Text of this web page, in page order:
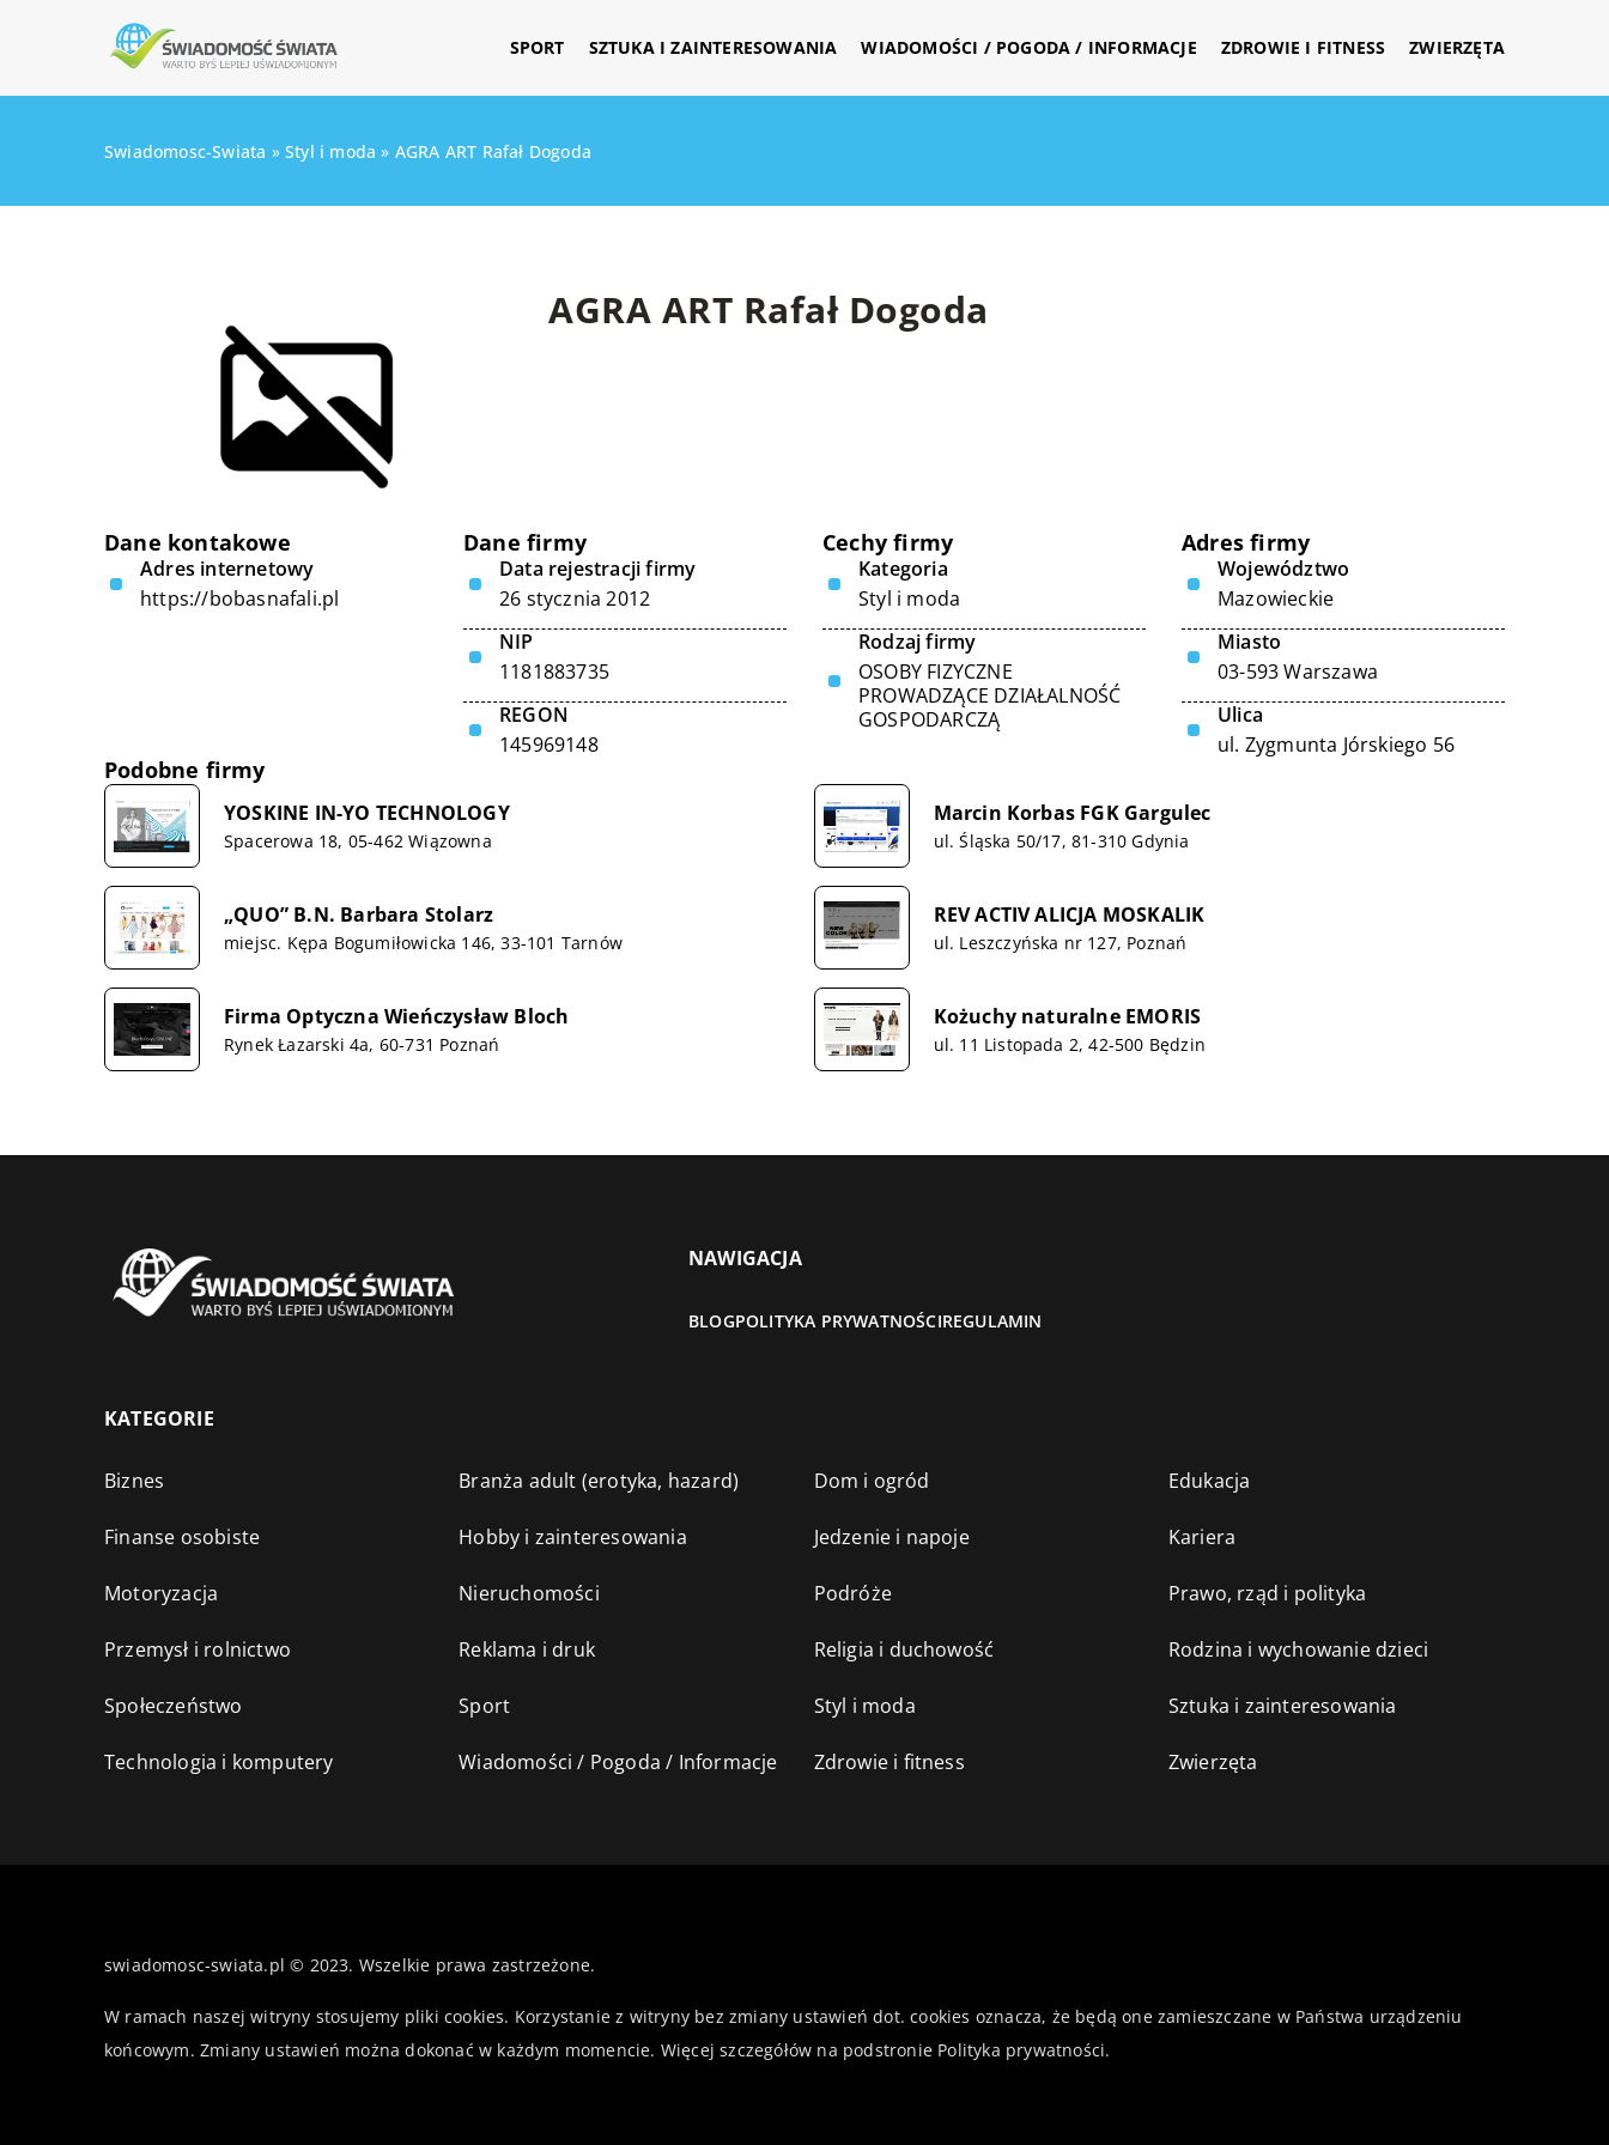
SPORT SZTUKA I ZAINTERESOWANIA WIADOMOŚCI / POGODA / INFORMACJE ZDROWIE I FITNESS ZWIERZĘTA
Swiadomosc-Swiata »Styl i moda » AGRA ART Rafał Dogoda
AGRA ART Rafał Dogoda
Dane kontakowe
Adres internetowy
https://bobasnafali.pl
Dane firmy
Data rejestracji firmy
26 stycznia 2012
NIP
1181883735
REGON
145969148
Cechy firmy
Kategoria
Styl i moda
Rodzaj firmy
OSOBY FIZYCZNE
PROWADZĄCE DZIAŁALNOŚĆ
GOSPODARCZĄ
Adres firmy
Województwo
Mazowieckie
Miasto
03-593 Warszawa
Ulica
ul. Zygmunta Jórskiego 56
Podobne firmy
YOSKINE IN-YO TECHNOLOGY
Spacerowa 18, 05-462 Wiązowna
Marcin Korbas FGK Gargulec
ul. Śląska 50/17, 81-310 Gdynia
„QUO” B.N. Barbara Stolarz
miejsc. Kępa Bogumiłowicka 146, 33-101 Tarnów
REV ACTIV ALICJA MOSKALIK
ul. Leszczyńska nr 127, Poznań
Firma Optyczna Wieńczysław Bloch
Rynek Łazarski 4a, 60-731 Poznań
Kożuchy naturalne EMORIS
ul. 11 Listopada 2, 42-500 Będzin
NAWIGACJA
BLOGPOLITYKA PRYWATNOŚCIREGULAMIN
KATEGORIE
Biznes Branża adult (erotyka, hazard) Dom i ogród Edukacja
Finanse osobiste Hobby i zainteresowania Jedzenie i napoje Kariera
Motoryzacja Nieruchomości Podróże Prawo, rząd i polityka
Przemysł i rolnictwo Reklama i druk Religia i duchowość Rodzina i wychowanie dzieci
Społeczeństwo Sport Styl i moda Sztuka i zainteresowania
Technologia i komputery Wiadomości / Pogoda / Informacje Zdrowie i fitness Zwierzęta
swiadomosc-swiata.pl © 2023. Wszelkie prawa zastrzeżone.
W ramach naszej witryny stosujemy pliki cookies. Korzystanie z witryny bez zmiany ustawień dot. cookies oznacza, że będą one zamieszczane w Państwa urządzeniu
końcowym. Zmiany ustawień można dokonać w każdym momencie. Więcej szczegółów na podstronie Polityka prywatności.